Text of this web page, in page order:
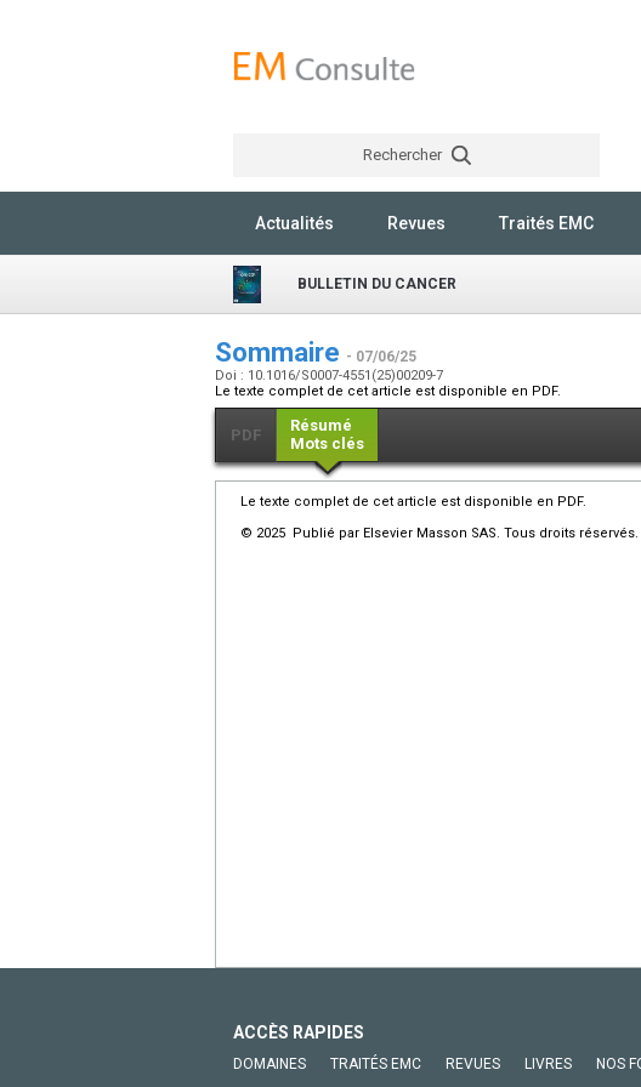
Rechercher
Actualités Revues Traités EMC
BULLETIN DU CANCER
Sommaire - 07/06/25
Doi : 10.1016/S0007-4551(25)00209-7
Le texte complet de cet article est disponible en PDF.
PDF
Résumé
Mots clés
Le texte complet de cet article est disponible en PDF.
© 2025 Publié par Elsevier Masson SAS. Tous droits réservés.
ACCÈS RAPIDES
DOMAINES TRAITÉS EMC REVUES LIVRES NOS